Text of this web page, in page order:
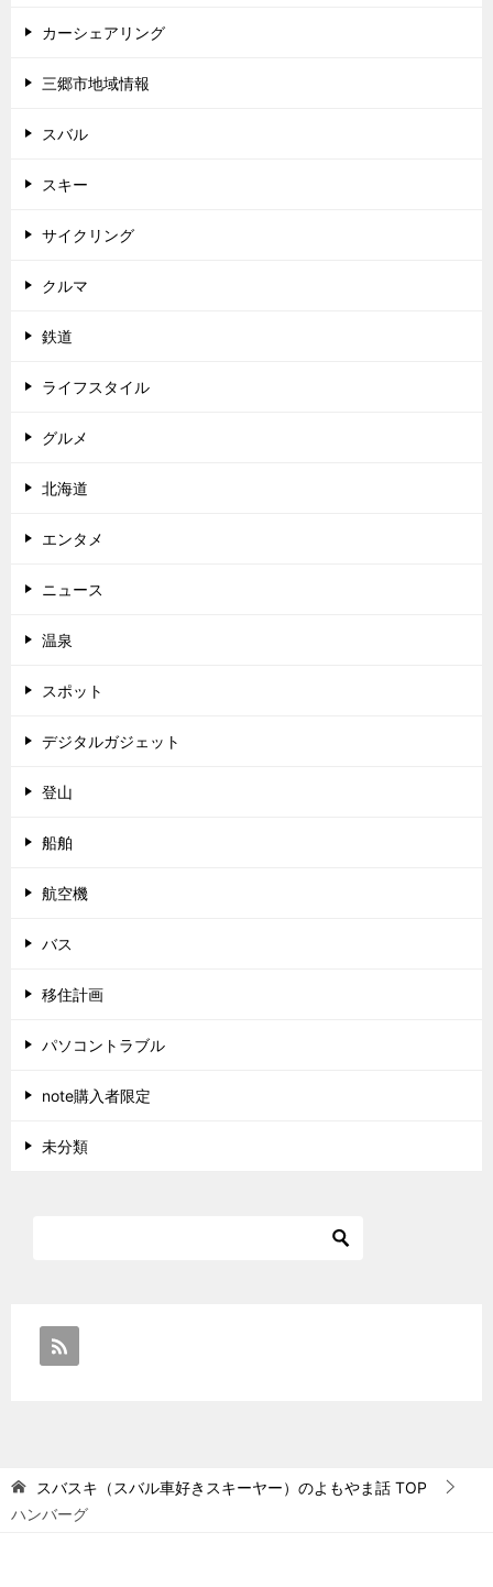
カーシェアリング
三郷市地域情報
スバル
スキー
サイクリング
クルマ
鉄道
ライフスタイル
グルメ
北海道
エンタメ
ニュース
温泉
スポット
デジタルガジェット
登山
船舶
航空機
バス
移住計画
パソコントラブル
note購入者限定
未分類
スバスキ（スバル車好きスキーヤー）のよもやま話 TOP
ハンバーグ